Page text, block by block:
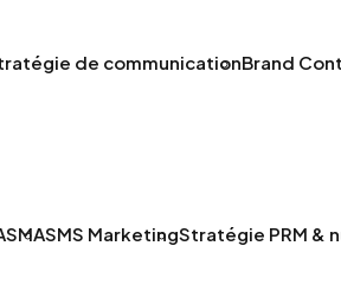
de communicationBrand
SMASMS MarketingStratégie PRM &